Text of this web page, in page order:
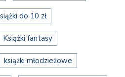
do 10 zł
Książki fantasy
książki młodzieżowe